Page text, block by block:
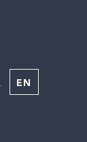
EN